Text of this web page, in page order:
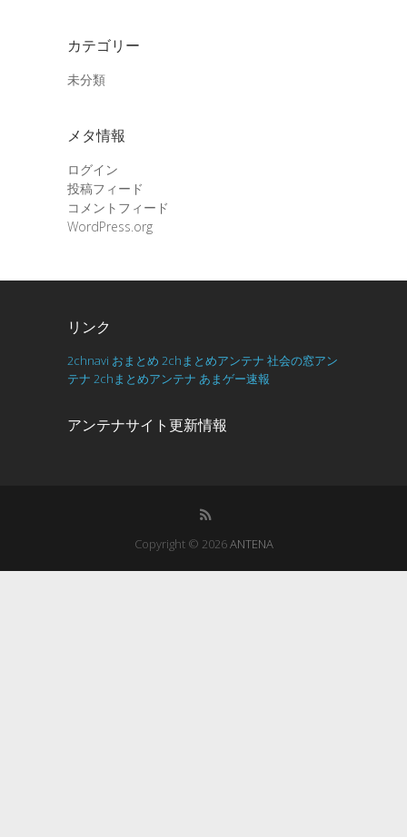
カテゴリー
未分類
メタ情報
ログイン
投稿フィード
コメントフィード
WordPress.org
リンク
2chnavi おまとめ 2chまとめアンテナ 社会の窓アン
テナ 2chまとめアンテナ あまゲー速報
アンテナサイト更新情報
Copyright © 2026ANTENA